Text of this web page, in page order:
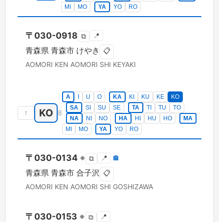
MI
MO YA YO RO
〒 030-0918 ⧉ 📍
青森県 青森市 けやき 📋
AOMORI KEN AOMORI SHI KEYAKI
↑ KO 8
A U O KA KI KU KE
KO
SA
SI SU SE TA TI TU
TO
NA
NI NO HA HI HU HO
MA
MI
MO YA YO RO
〒 030-0134 ※ ⧉ 📍 🏣
青森県 青森市 合子沢 📋
AOMORI KEN AOMORI SHI GOSHIZAWA
〒 030-0153 ※ ⧉ 📍